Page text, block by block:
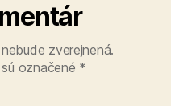
zverejnená.
označené *